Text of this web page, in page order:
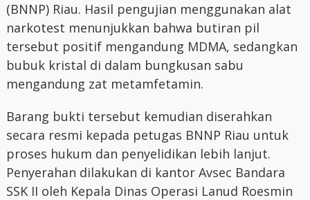
(BNNP) Riau. Hasil pengujian menggunakan alat
narkotest menunjukkan bahwa butiran pil
tersebut positif mengandung MDMA, sedangkan
bubuk kristal di dalam bungkusan sabu
mengandung zat metamfetamin.
Barang bukti tersebut kemudian diserahkan
secara resmi kepada petugas BNNP Riau untuk
proses hukum dan penyelidikan lebih lanjut.
Penyerahan dilakukan di kantor Avsec Bandara
SSK II oleh Kepala Dinas Operasi Lanud Roesmin